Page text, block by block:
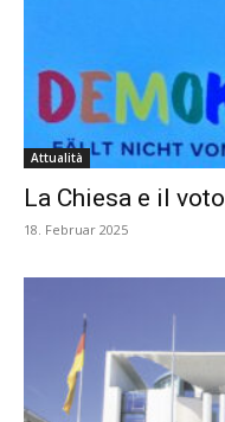
Attualità
La Chiesa e il voto
18. Februar 2025